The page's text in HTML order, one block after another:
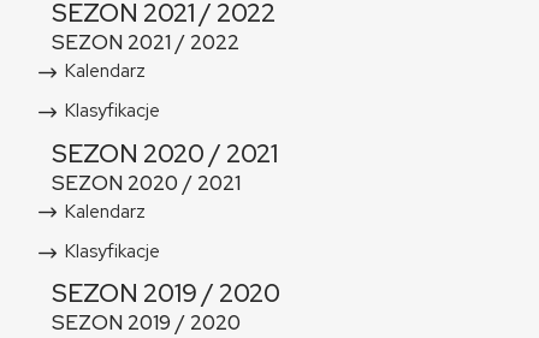
SEZON 2021 / 2022
SEZON 2021 / 2022
Kalendarz
Klasyfikacje
SEZON 2020 / 2021
SEZON 2020 / 2021
Kalendarz
Klasyfikacje
SEZON 2019 / 2020
SEZON 2019 / 2020